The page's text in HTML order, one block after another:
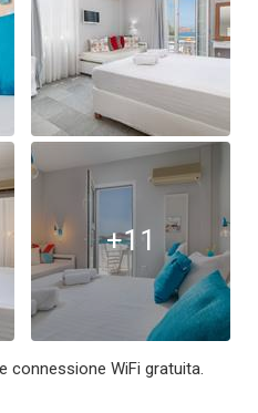
+11
connessione WiFi gratuita.